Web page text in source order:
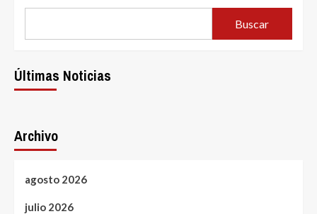
Buscar
Últimas Noticias
Archivo
agosto 2026
julio 2026